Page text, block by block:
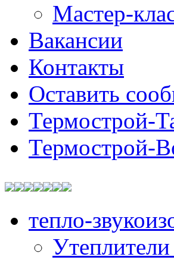
Мастер-
Вакансии
Контакты
Оставить
Термострой-
Термострой-
тепло-